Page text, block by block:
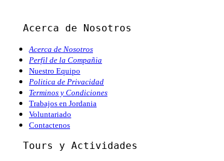
Acerca de Nosotros
Acerca de Nosotros
Perfil de la Compañia
Nuestro Equipo
Politica de Privacidad
Terminos y Condiciones
Trabajos en Jordania
Voluntariado
Contactenos
Tours y Actividades